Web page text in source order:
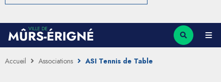
Accueil Associations ASI Tennis de Table